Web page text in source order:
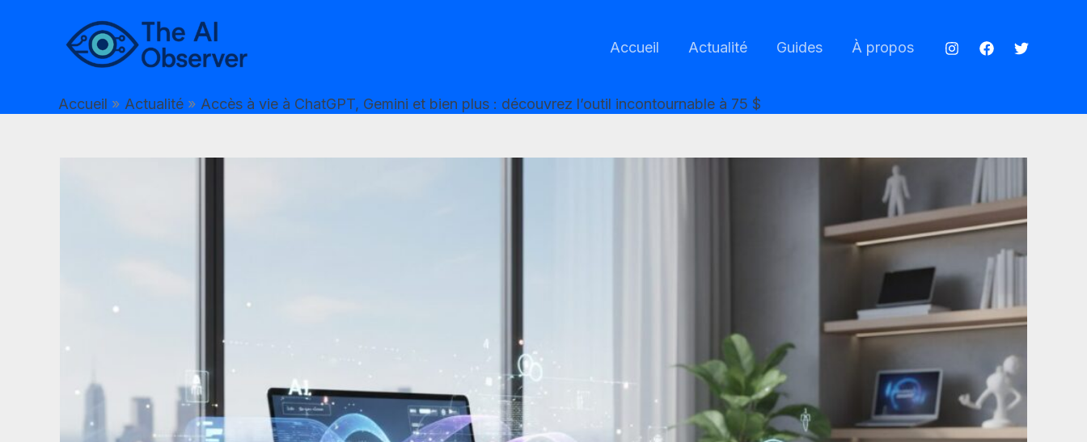
Accueil Actualité Guides À propos
Accueil Actualité Accès à vie à ChatGPT, Gemini et bien plus : découvrez l’outil incontournable à 75 $